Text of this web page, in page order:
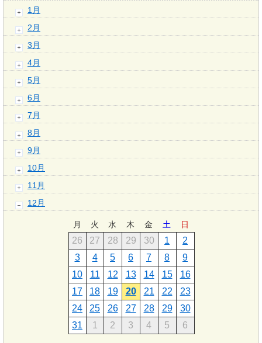
1月
2月
3月
4月
5月
6月
7月
8月
9月
10月
11月
12月
月 火 水 木 金 土 日
26 27 28 29 30 1
2
3
4 5 6 7 8
9
10
11 12 13 14 15
16
17
18 19 20 21 22
23
24
25 26 27 28 29
30
31
1 2 3 4 5 6